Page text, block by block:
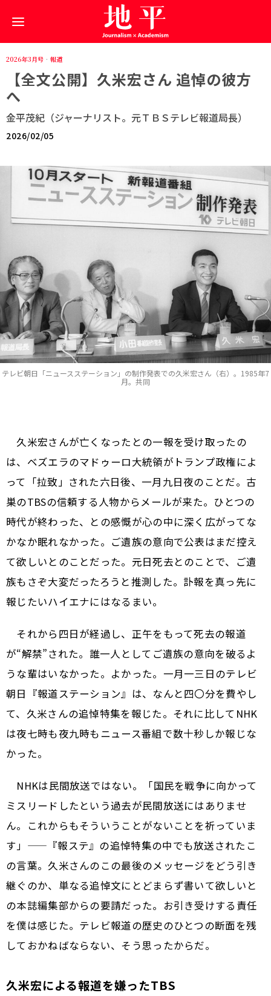
2026年3月号 · 報道
【全文公開】久米宏さん 追悼の彼方
へ
金平茂紀（ジャーナリスト。元ＴＢＳテレビ報道局長）
2026/02/05
テレビ朝日「ニュースステーション」の制作発表での久米宏さん（右）。1985年7
月。共同
久米宏さんが亡くなったとの一報を受け取ったの
は、ベズエラのマドゥーロ大統領がトランプ政権によ
って「拉致」された六日後、一月九日夜のことだ。古
巣のTBSの信頼する人物からメールが来た。ひとつの
時代が終わった、との感慨が心の中に深く広がってな
かなか眠れなかった。ご遺族の意向で公表はまだ控え
て欲しいとのことだった。元日死去とのことで、ご遺
族もさぞ大変だったろうと推測した。訃報を真っ先に
報じたいハイエナにはなるまい。
それから四日が経過し、正午をもって死去の報道
が“解禁”された。誰一人としてご遺族の意向を破るよ
うな輩はいなかった。よかった。一月一三日のテレビ
朝日『報道ステーション』は、なんと四〇分を費やし
て、久米さんの追悼特集を報じた。それに比してNHK
は夜七時も夜九時もニュース番組で数十秒しか報じな
かった。
NHKは民間放送ではない。「国民を戦争に向かって
ミスリードしたという過去が民間放送にはありませ
ん。これからもそういうことがないことを祈っていま
す」——『報ステ』の追悼特集の中でも放送されたこ
の言葉。久米さんのこの最後のメッセージをどう引き
継ぐのか、単なる追悼文にとどまらず書いて欲しいと
の本誌編集部からの要請だった。お引き受けする責任
を僕は感じた。テレビ報道の歴史のひとつの断面を残
しておかねばならない、そう思ったからだ。
久米宏による報道を嫌ったTBS